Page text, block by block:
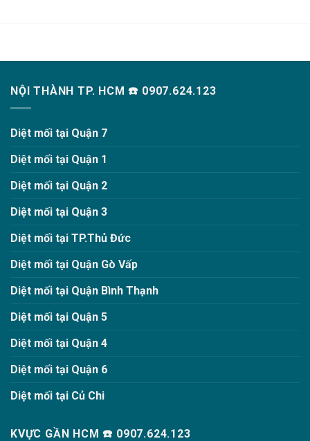
NỘI THÀNH TP. HCM ☎️ 0907.624.123
Diệt mối tại Quận 7
Diệt mối tại Quận 1
Diệt mối tại Quận 2
Diệt mối tại Quận 3
Diệt mối tại TP.Thủ Đức
Diệt mối tại Quận Gò Vấp
Diệt mối tại Quận Bình Thạnh
Diệt mối tại Quận 5
Diệt mối tại Quận 4
Diệt mối tại Quận 6
Diệt mối tại Củ Chi
KVỰC GẦN HCM ☎️ 0907.624.123